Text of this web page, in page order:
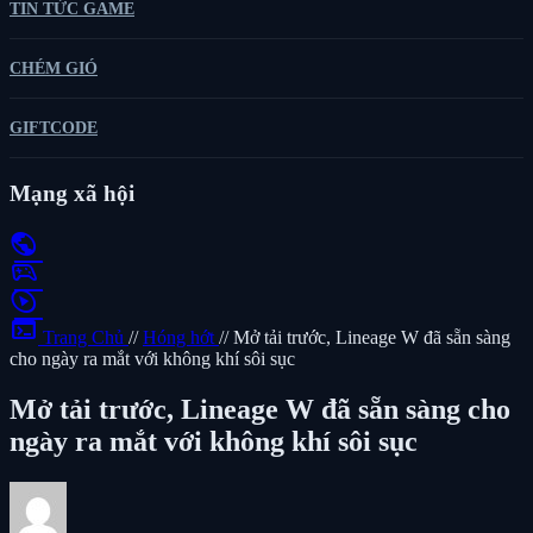
TIN TỨC GAME
CHÉM GIÓ
GIFTCODE
Mạng xã hội
public
sports_esports
play_circle
terminal Trang Chủ // Hóng hớt // Mở tải trước, Lineage W đã sẵn sàng
cho ngày ra mắt với không khí sôi sục
Mở tải trước, Lineage W đã sẵn sàng cho
ngày ra mắt với không khí sôi sục